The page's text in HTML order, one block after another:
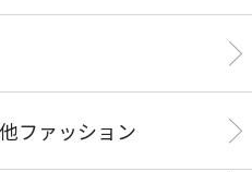
ファッション